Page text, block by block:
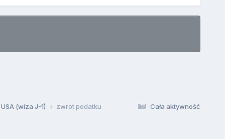
Cała aktywność
(wiza J-1) zwrot podatku